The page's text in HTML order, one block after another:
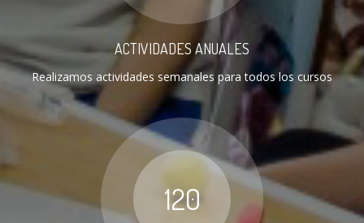
ACTIVIDADES ANUALES
Realizamos actividades semanales para todos los cursos
120